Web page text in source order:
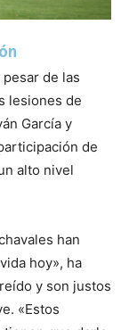
de las
lesiones de
García y
de
alto nivel
han
hoy», ha
y son justos
«Estos